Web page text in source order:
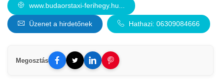
www.budaorstaxi-ferihegy.hu...
Üzenet a hirdetőnek Hathazi: 06309084666
Megosztás